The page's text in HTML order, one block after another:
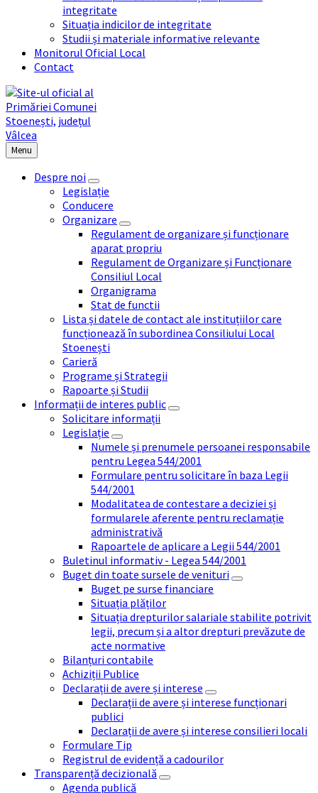
integritate
Situația indicilor de integritate
Studii și materiale informative relevante
Monitorul Oficial Local
Contact
Menu
Despre noi
Legislație
Conducere
Organizare
Regulament de organizare și funcționare
aparat propriu
Regulament de Organizare și Funcționare
Consiliul Local
Organigrama
Stat de functii
Lista și datele de contact ale instituțiilor care
funcționează în subordinea Consiliului Local
Stoenești
Carieră
Programe și Strategii
Rapoarte și Studii
Informații de interes public
Solicitare informații
Legislație
Numele și prenumele persoanei responsabile
pentru Legea 544/2001
Formulare pentru solicitare în baza Legii
544/2001
Modalitatea de contestare a deciziei și
formularele aferente pentru reclamație
administrativă
Rapoartele de aplicare a Legii 544/2001
Buletinul informativ - Legea 544/2001
Buget din toate sursele de venituri
Buget pe surse financiare
Situația plăților
Situația drepturilor salariale stabilite potrivit
legii, precum și a altor drepturi prevăzute de
acte normative
Bilanțuri contabile
Achiziții Publice
Declarații de avere și interese
Declarații de avere și interese funcționari
publici
Declarații de avere și interese consilieri locali
Formulare Tip
Registrul de evidență a cadourilor
Transparență decizională
Agenda publică